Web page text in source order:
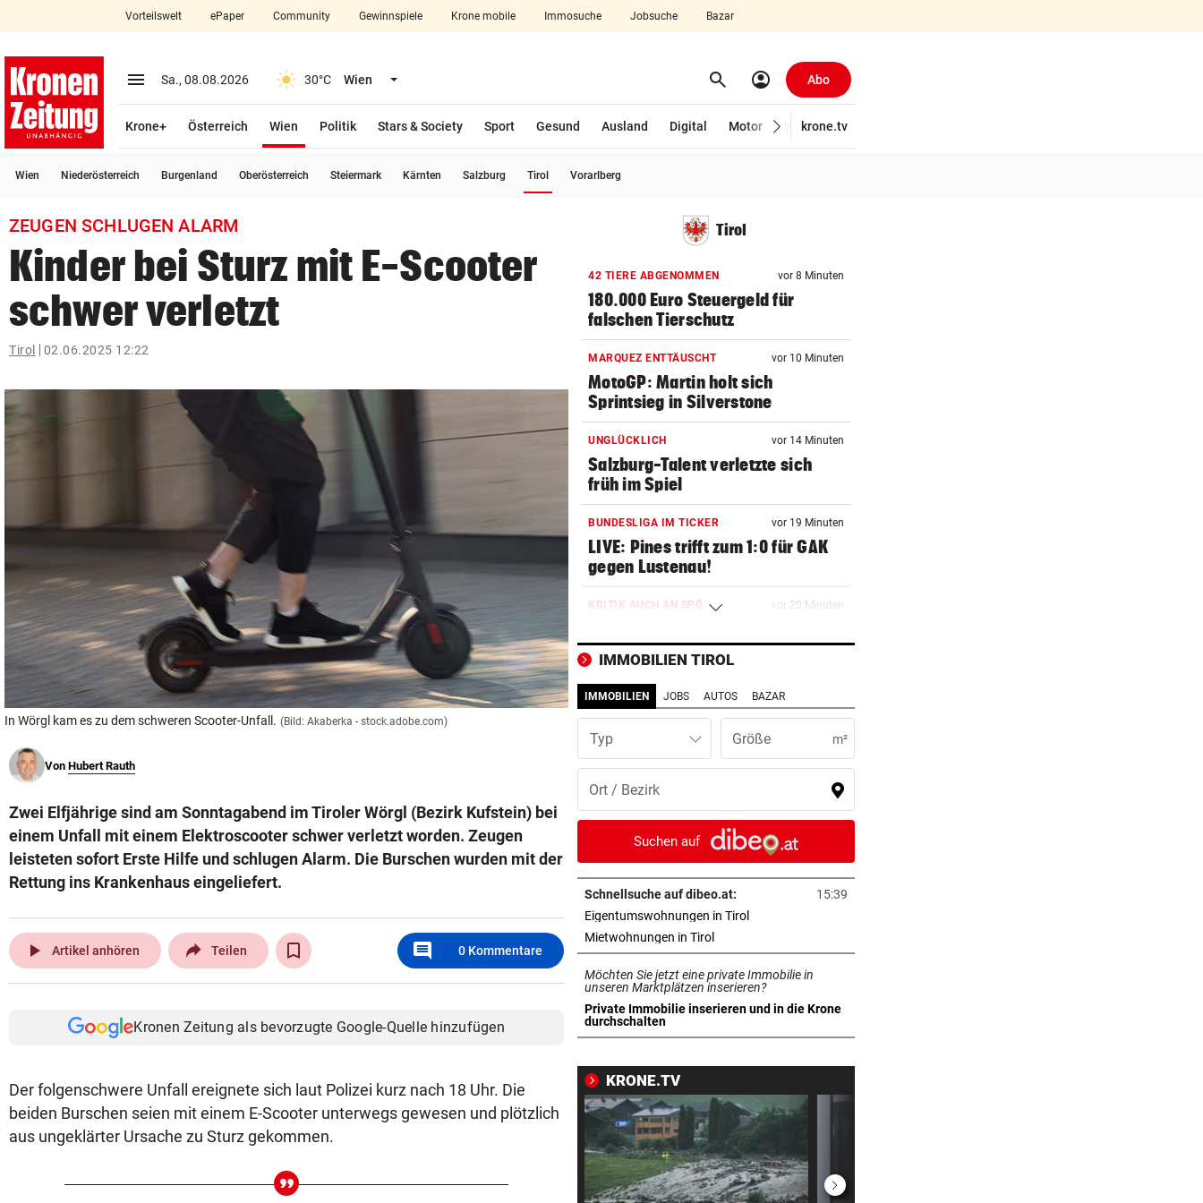
closeSchließen
account_circle Anmelden
arrow_right
bookmark
search
Suchbegriff
eingeben
© Krone Multimedia GmbH & Co KG 2026
Muthgasse 2, 1190 Wien
Vorteilswelt ePaper Community Gewinnspiele Krone mobile Immosuche Jobsuche Bazar
menu Menü aufklappen
Sa., 08.08.2026 30°C Wien Menü aufklappen search Suchen
account_circle Abo
Krone+ Österreich Wien
Politik
Stars & Society Sport Gesund Ausland Digital Motor Wirtschaft
krone.tv
Wien Niederösterreich Burgenland Oberösterreich Steiermark Kärnten Salzburg Tirol Vorarlberg
ZEUGEN SCHLUGEN ALARM
Kinder bei Sturz mit E-Scooter
schwer verletzt
Tirol 02.06.2025 12:22
In Wörgl kam es zu dem schweren Scooter-Unfall. (Bild: Akaberka - stock.adobe.com)
Von Hubert Rauth
Zwei Elfjährige sind am Sonntagabend im Tiroler Wörgl (Bezirk Kufstein) bei
einem Unfall mit einem Elektroscooter schwer verletzt worden. Zeugen
leisteten sofort Erste Hilfe und schlugen Alarm. Die Burschen wurden mit der
Rettung ins Krankenhaus eingeliefert.
play_arrow Artikel anhören Teilen comment 0 Kommentare
Kronen Zeitung als bevorzugte Google-Quelle hinzufügen
Der folgenschwere Unfall ereignete sich laut Polizei kurz nach 18 Uhr. Die
beiden Burschen seien mit einem E-Scooter unterwegs gewesen und plötzlich
aus ungeklärter Ursache zu Sturz gekommen.
Tirol
42 TIERE ABGENOMMEN vor 8 Minuten
180.000 Euro Steuergeld für
falschen Tierschutz
MARQUEZ ENTTÄUSCHT vor 10 Minuten
MotoGP: Martin holt sich
Sprintsieg in Silverstone
UNGLÜCKLICH vor 14 Minuten
Salzburg-Talent verletzte sich
früh im Spiel
BUNDESLIGA IM TICKER vor 19 Minuten
LIVE: Pines trifft zum 1:0 für GAK
gegen Lustenau!
KRITIK AUCH AN SPÖ vor 20 Minuten
über Stocker empört
NEUE REGIONALLIGA
„In die Top-4 zu kommen, wird
immens schwer!“
BÖSE ERINNERUNGEN vor 39 Minuten
Mure im Valsertal: „Hier zeigt sich
Klimawandel“
vor 44 Minuten
Biker bei Überholversuch auf
L200 verunfallt
HERZOG & CO. IN AKTION
LIVE: Legendentreffen! Rapid
gegen Werder Bremen
RADFAHRERIN FAND WRACK vor einer Stunde
Tödlicher Unfall wurde erst nach
VIER VERLETZTE vor einer Stunde
Autolenker fuhr absichtlich sechs
Radfahrer an
GROSSER TRIUMPH vor einer Stunde
IMMOBILIEN TIROL
IMMOBILIEN JOBS AUTOS BAZAR
Typ m²
Suchen auf
Schnellsuche auf dibeo.at:
15:39
Eigentumswohnungen in Tirolin neuem Tab öffnen
Mietwohnungen in Tirolin neuem Tab öffnen
Möchten Sie jetzt eine private Immobilie in
unseren Marktplätzen inserieren?
Private Immobilie inserieren und in die Krone
durchschalten
in neuem Tab öffnen
KRONE.TV